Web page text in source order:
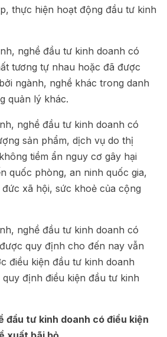
thực hiện hoạt động đầu tư kinh
nghề đầu tư kinh doanh có
tương tự nhau hoặc đã được
ngành, nghề khác trong danh
quản lý khác.
nghề đầu tư kinh doanh có
sản phẩm, dịch vụ do thị
tiềm ẩn nguy cơ gây hại
quốc phòng, an ninh quốc gia,
xã hội, sức khoẻ của cộng
nghề đầu tư kinh doanh có
quy định cho đến nay vẫn
điều kiện đầu tư kinh doanh
định điều kiện đầu tư kinh
đầu tư kinh doanh có điều kiện